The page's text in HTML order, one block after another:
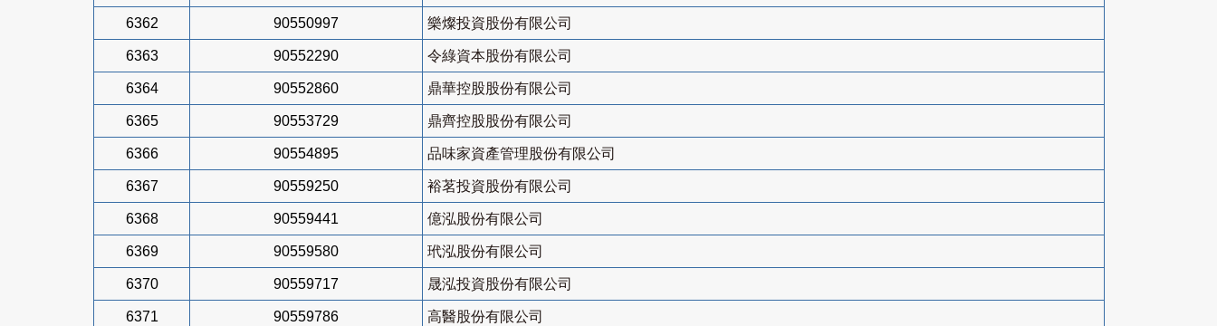
6362 90550997 樂燦投資股份有限公司
6363 90552290 令綠資本股份有限公司
6364 90552860 鼎華控股股份有限公司
6365 90553729 鼎齊控股股份有限公司
6366 90554895 品味家資產管理股份有限公司
6367 90559250 裕茗投資股份有限公司
6368 90559441 億泓股份有限公司
6369 90559580 玳泓股份有限公司
6370 90559717 晟泓投資股份有限公司
6371 90559786 高醫股份有限公司